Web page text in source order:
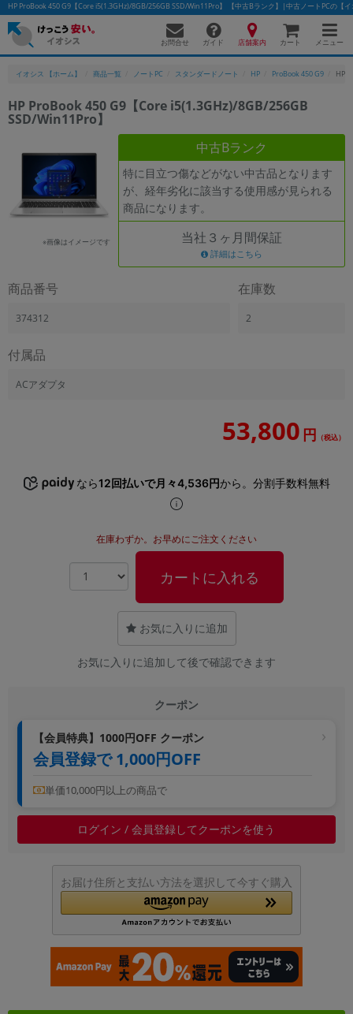
HP ProBook 450 G9【Core i5(1.3GHz)/8GB/256GB SSD/Win11Pro】 【中古Bランク】|中古ノートPCの【
お問合せ ガイド 店舗案内 カート メニュー
イオシス 【ホーム】 商品一覧 ノートPC スタンダードノート HP ProBook 450 G9 HP
HP ProBook 450 G9【Core i5(1.3GHz)/8GB/256GB
SSD/Win11Pro】
※画像はイメージです
中古Bランク
特に目立つ傷などがない中古品となります
が、経年劣化に該当する使用感が見られる
商品になります。
当社３ヶ月間保証
詳細はこちら
商品番号
374312
在庫数
2
付属品
ACアダプタ
53,800 円 （税込）
なら12回払いで月々4,536円から。分割手数料無料
在庫わずか。お早めにご注文ください
カートに入れる
お気に入りに追加
お気に入りに追加して後で確認できます
クーポン
【会員特典】1000円OFF クーポン
会員登録で 1,000円OFF
単価10,000円以上の商品で
ログイン / 会員登録してクーポンを使う
お届け住所と支払い方法を選択して今すぐ購入